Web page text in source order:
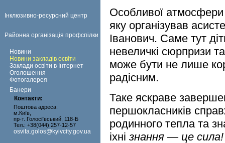
Інклюзивно-ресурсний центр
Районна організація профспілки
Новини
Новини закладів освіти
Заклади освіти в Інтернет
Оголошення
Фотогалерея
Банери
Контакти:
Поштова адреса:
м.Київ,
пр-т. Голосіївський, 118-Б
Тел.: +38(044) 257-12-57
osvita.golos@kyivcity.gov.ua
Особливої
яку організував
Іванович. Саме тут
невеличкі сюрпризи
може бути не лише
радісним.
Таке яскраве
першокласників
родинного тепла та
іхні знання — це сила!